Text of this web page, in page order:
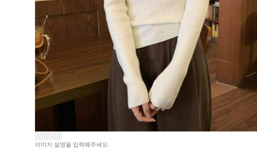
이미지 설명을 입력해주세요.